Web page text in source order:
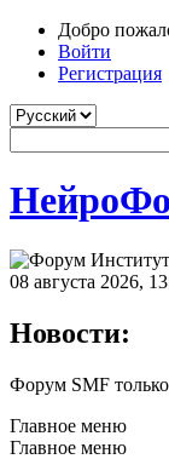
Добро
Войти
Регистрация
08 августа 2026,
Новости:
Форум SMF
Главное меню
Главное меню